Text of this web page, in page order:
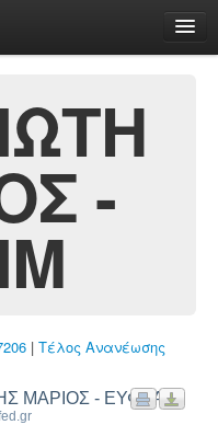
-
| Τέλος Ανανέωσης
ΜΑΡΙΟΣ - ΕΥΦΡΑΙΜ